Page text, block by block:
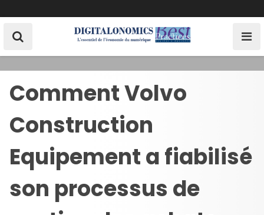
k
Comment Volvo
Construction
Equipement a fiabilisé
son processus de